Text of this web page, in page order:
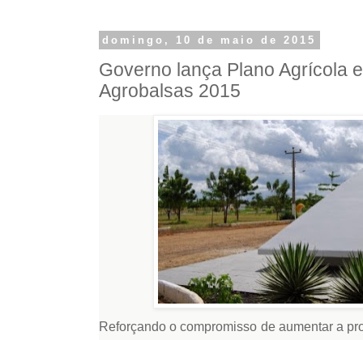
domingo, 10 de maio de 2015
Governo lança Plano Agrícola
Agrobalsas 2015
Reforçando o compromisso de aumentar a